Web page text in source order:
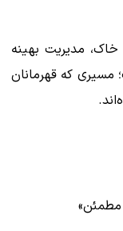
خاک، مدیریت بهینه
مسیری که قهرمانان
مطمئن»